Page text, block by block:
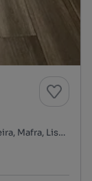
Rua dos Descobrimentos, Ericeira Sul, Ericeira, Mafra, Lisboa